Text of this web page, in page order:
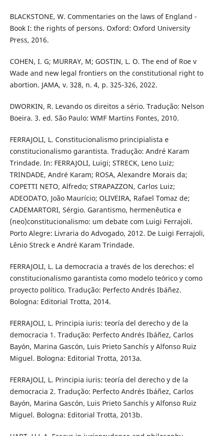
BLACKSTONE, W. Commentaries on the laws of England -
Book I: the rights of persons. Oxford: Oxford University
Press, 2016.
COHEN, I. G; MURRAY, M; GOSTIN, L. O. The end of Roe v
Wade and new legal frontiers on the constitutional right to
abortion. JAMA, v. 328, n. 4, p. 325-326, 2022.
DWORKIN, R. Levando os direitos a sério. Tradução: Nelson
Boeira. 3. ed. São Paulo: WMF Martins Fontes, 2010.
FERRAJOLI, L. Constitucionalismo principialista e
constitucionalismo garantista. Tradução: André Karam
Trindade. In: FERRAJOLI, Luigi; STRECK, Leno Luiz;
TRINDADE, André Karam; ROSA, Alexandre Morais da;
COPETTI NETO, Alfredo; STRAPAZZON, Carlos Luiz;
ADEODATO, João Maurício; OLIVEIRA, Rafael Tomaz de;
CADEMARTORI, Sérgio. Garantismo, hermenêutica e
(neo)constitucionalismo: um debate com Luigi Ferrajoli.
Porto Alegre: Livraria do Advogado, 2012. De Luigi Ferrajoli,
Lênio Streck e André Karam Trindade.
FERRAJOLI, L. La democracia a través de los derechos: el
constitucionalismo garantista como modelo teórico y como
proyecto político. Tradução: Perfecto Andrés Ibáñez.
Bologna: Editorial Trotta, 2014.
FERRAJOLI, L. Principia iuris: teoría del derecho y de la
democracia 1. Tradução: Perfecto Andrés Ibáñez, Carlos
Bayón, Marina Gascón, Luis Prieto Sanchís y Alfonso Ruiz
Miguel. Bologna: Editorial Trotta, 2013a.
FERRAJOLI, L. Principia iuris: teoría del derecho y de la
democracia 2. Tradução: Perfecto Andrés Ibáñez, Carlos
Bayón, Marina Gascón, Luis Prieto Sanchís y Alfonso Ruiz
Miguel. Bologna: Editorial Trotta, 2013b.